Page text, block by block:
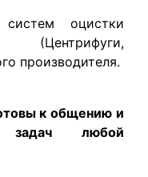
систем оцистки
(Центрифуги,
производителя.
к общению и
задач любой